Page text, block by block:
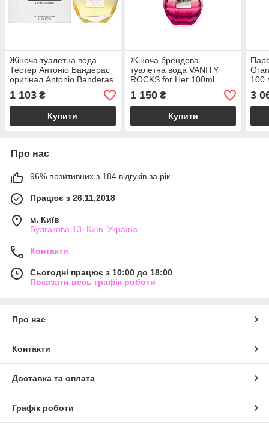
Жіноча туалетна вода
Тестер Антоніо Бандерас
оригінал Antonio Banderas
Her Golden Secret 80 мл
1 103 ₴
Купити
Жіноча брендова
туалетна вода VANITY
ROCKS for Her 100ml
тестер оригінал, квітково-
деревний аромат
1 150₴
Купити
100
вода
3
Про нас
96% позитивних з 184 відгуків за рік
Працює з 26.11.2018
м. Київ
Булгакова 13, Київ, Україна
Контакти
Сьогодні працює з 10:00 до 18:00
Показати весь графік роботи
Про нас
Контакти
Доставка та оплата
Графік роботи